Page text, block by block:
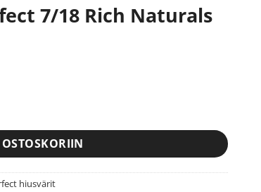
7/18 Rich Naturals
60 ml määrä
hiusvärit